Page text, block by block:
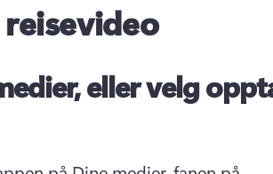
eller velg